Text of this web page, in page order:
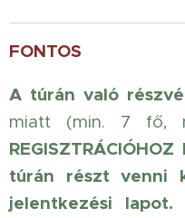
FONTOS
A túrán való
miatt (min. 7 fő,
REGISZTRÁCIÓHOZ
túrán részt venni
jelentkezési lapot.